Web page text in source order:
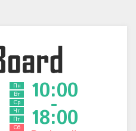
Пн
Вт
Ср
Чт
Пт
Сб
10:00
-
18:00